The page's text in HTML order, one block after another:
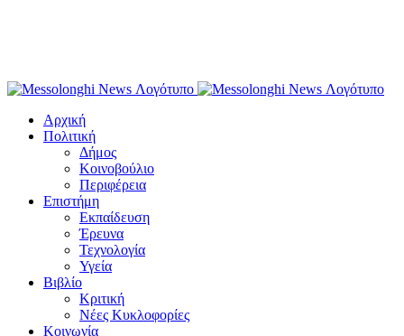
Αρχική
Πολιτική
Δήμος
Κοινοβούλιο
Περιφέρεια
Επιστήμη
Εκπαίδευση
Έρευνα
Τεχνολογία
Υγεία
Βιβλίο
Κριτική
Νέες Κυκλοφορίες
Κοινωνία